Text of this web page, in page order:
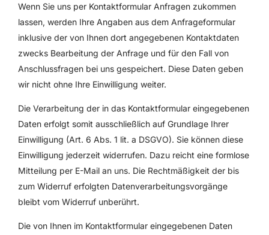
Wenn Sie uns per Kontaktformular Anfragen zukommen
lassen, werden Ihre Angaben aus dem Anfrageformular
inklusive der von Ihnen dort angegebenen Kontaktdaten
zwecks Bearbeitung der Anfrage und für den Fall von
Anschlussfragen bei uns gespeichert. Diese Daten geben
wir nicht ohne Ihre Einwilligung weiter.
Die Verarbeitung der in das Kontaktformular eingegebenen
Daten erfolgt somit ausschließlich auf Grundlage Ihrer
Einwilligung (Art. 6 Abs. 1 lit. a DSGVO). Sie können diese
Einwilligung jederzeit widerrufen. Dazu reicht eine formlose
Mitteilung per E-Mail an uns. Die Rechtmäßigkeit der bis
zum Widerruf erfolgten Datenverarbeitungsvorgänge
bleibt vom Widerruf unberührt.
Die von Ihnen im Kontaktformular eingegebenen Daten